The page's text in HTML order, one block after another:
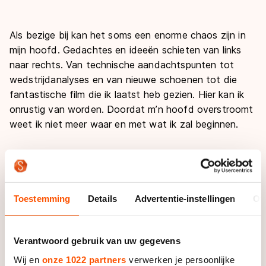
Toestemming Details Advertentie-instellingen
Verantwoord gebruik van uw gegevens
Wij en onze 1022 partners verwerken je persoonlijke
Als bezige bij kan het soms een enorme chaos zijn in
mijn hoofd. Gedachtes en ideeën schieten van links
naar rechts. Van technische aandachtspunten tot
wedstrijdanalyses en van nieuwe schoenen tot die
fantastische film die ik laatst heb gezien. Hier kan ik
onrustig van worden. Doordat m’n hoofd overstroomt
weet ik niet meer waar en met wat ik zal beginnen.
Amsterdam-Rijnkanaal. Dat is mijn vaste weg voor
intensieve trainingen. Ik doe dan bijvoorbeeld
intensieve duurblokken of intervaltrainingen. Het is een
vlakke lange weg, zonder bochten en met weinig
eigenlijk niet wilt remmen of op het verkeer letten. Het
zijn trainingen waarbij je heerlijk je hoofd leeg kan